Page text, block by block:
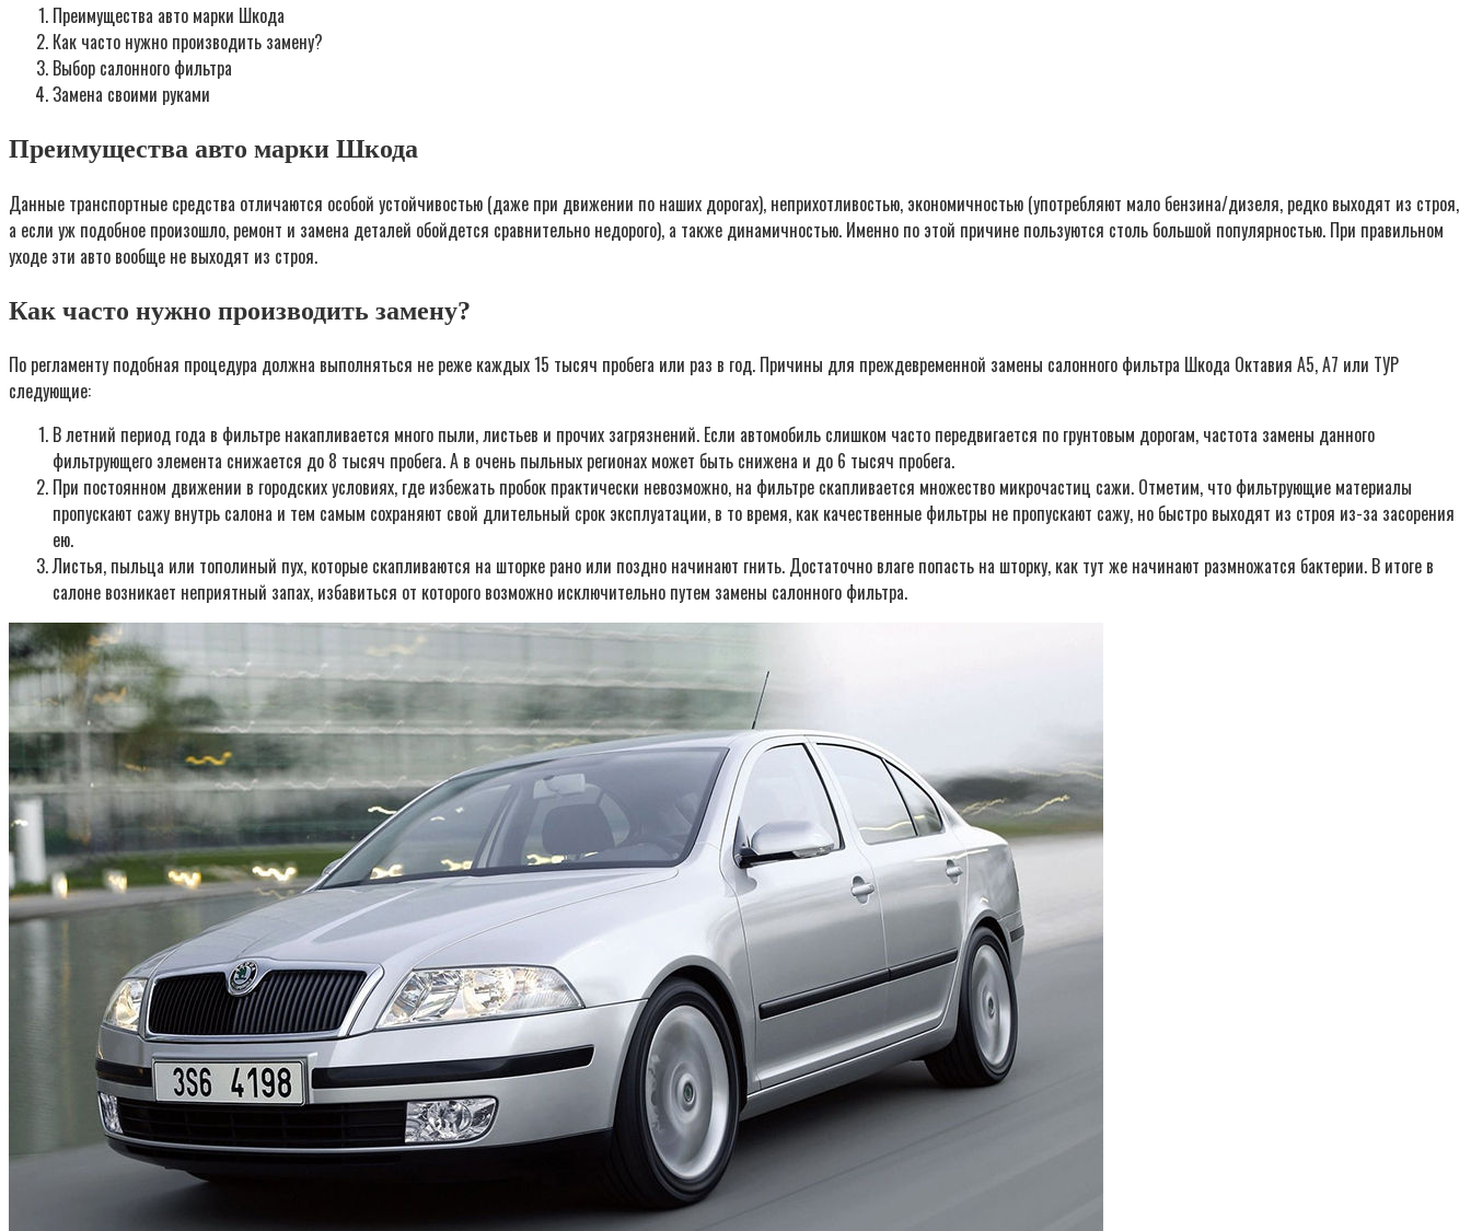
Преимущества авто марки Шкода
Как часто нужно производить замену?
Выбор салонного фильтра
Замена своими руками
Преимущества авто марки Шкода
Данные транспортные средства отличаются особой устойчивостью (даже при движении по наших дорогах), неприхотливостью, экономичностью (употребляют мало бензина/дизеля, редко выходят из строя,
а если уж подобное произошло, ремонт и замена деталей обойдется сравнительно недорого), а также динамичностью. Именно по этой причине пользуются столь большой популярностью. При правильном
уходе эти авто вообще не выходят из строя.
Как часто нужно производить замену?
По регламенту подобная процедура должна выполняться не реже каждых 15 тысяч пробега или раз в год. Причины для преждевременной замены салонного фильтра Шкода Октавия А5, А7 или ТУР
следующие:
В летний период года в фильтре накапливается много пыли, листьев и прочих загрязнений. Если автомобиль слишком часто передвигается по грунтовым дорогам, частота замены данного
фильтрующего элемента снижается до 8 тысяч пробега. А в очень пыльных регионах может быть снижена и до 6 тысяч пробега.
При постоянном движении в городских условиях, где избежать пробок практически невозможно, на фильтре скапливается множество микрочастиц сажи. Отметим, что фильтрующие материалы
пропускают сажу внутрь салона и тем самым сохраняют свой длительный срок эксплуатации, в то время, как качественные фильтры не пропускают сажу, но быстро выходят из строя из-за засорения
ею.
Листья, пыльца или тополиный пух, которые скапливаются на шторке рано или поздно начинают гнить. Достаточно влаге попасть на шторку, как тут же начинают размножатся бактерии. В итоге в
салоне возникает неприятный запах, избавиться от которого возможно исключительно путем замены салонного фильтра.